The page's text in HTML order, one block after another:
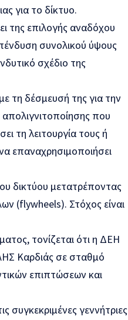
για το δίκτυο.
της επιλογής αναδόχου
συνολικού ύψους
σχέδιο της
τη δέσμευσή της για την
απολιγνιτοποίησης που
τη λειτουργία τους ή
επαναχρησιμοποιήσει
δικτύου μετατρέποντας
(flywheels). Στόχος είναι
τονίζεται ότι η ΔΕΗ
Καρδιάς σε σταθμό
επιπτώσεων και
συγκεκριμένες γεννήτριες